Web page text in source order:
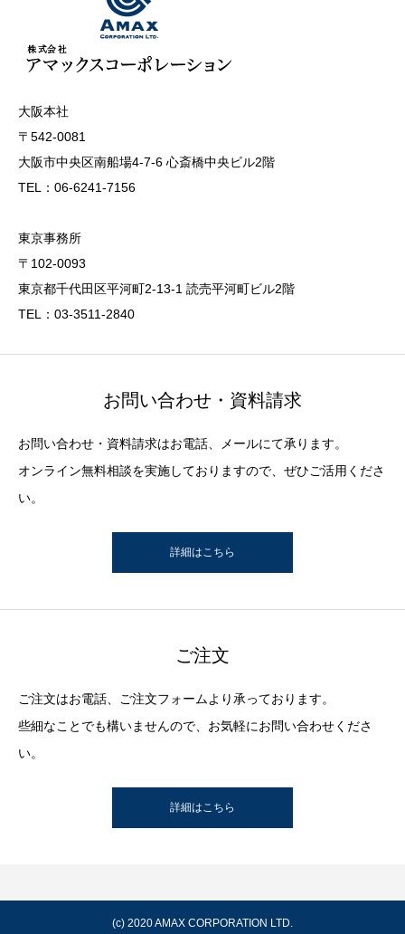
大阪本社
〒542-0081
大阪市中央区南船場4-7-6 心斎橋中央ビル2階
TEL：06-6241-7156
東京事務所
〒102-0093
東京都千代田区平河町2-13-1 読売平河町ビル2階
TEL：03-3511-2840
お問い合わせ・資料請求
お問い合わせ・資料請求はお電話、メールにて承ります。
オンライン無料相談を実施しておりますので、ぜひご活用くださ
い。
詳細はこちら
ご注文
ご注文はお電話、ご注文フォームより承っております。
些細なことでも構いませんので、お気軽にお問い合わせくださ
い。
詳細はこちら
(c) 2020AMAX CORPORATION LTD.